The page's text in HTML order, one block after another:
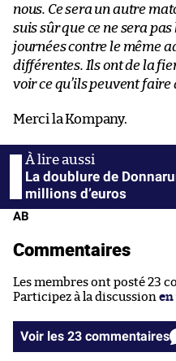
nous. Ce sera un autre
suis sûr que ce ne sera
journées contre le même
différentes. Ils ont de la
voir ce qu’ils peuvent faire
Merci la Kompany.
La doublure de
millions d’euros
AB
Commentaires
Les membres ont posté 23
Participez à la discussion en
Voir les 23 commentaires